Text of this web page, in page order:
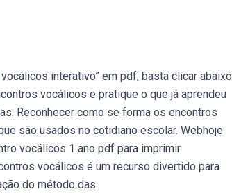
interativo” em pdf, basta clicar abaixo
vocálicos e pratique o que já aprendeu
Reconhecer como se forma os encontros
são usados no cotidiano escolar. Webhoje
vocálicos 1 ano pdf para imprimir
vocálicos é um recurso divertido para
do método das.